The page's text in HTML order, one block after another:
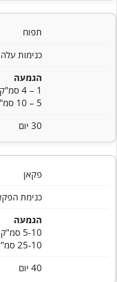
תפוח
כנימות
הגמעה
1 – 4 סמ"ק קונפידור לעץ צעיר
5 – 10 סמ"ק קונפידור לעץ בוגר לפי גודלו
30 יום
פקאן
כנימת
הגמעה
5-10 סמ"ק קונפידור לעץ צעיר
25-10 סמ"ק קונפידור לעץ בוגר לפי גודל העץ
40 יום